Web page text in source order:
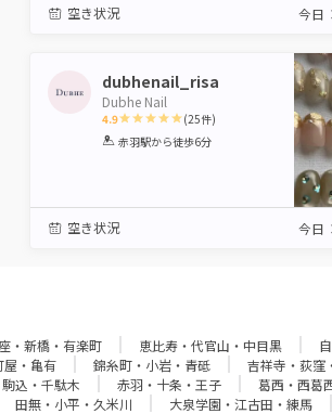
空き状況 今日
dubhenail_risa
Dubhe Nail
4.9
1 2 3 4 5
(25件)
赤羽駅から徒歩6分
空き状況 今日
・新橋・有楽町 恵比寿・代官山・中目黒
屋・亀有 錦糸町・小岩・青砥 吉祥寺・荻窪
込・千駄木 赤羽・十条・王子 葛西・西葛
田無・小平・久米川 大泉学園・江古田・練馬